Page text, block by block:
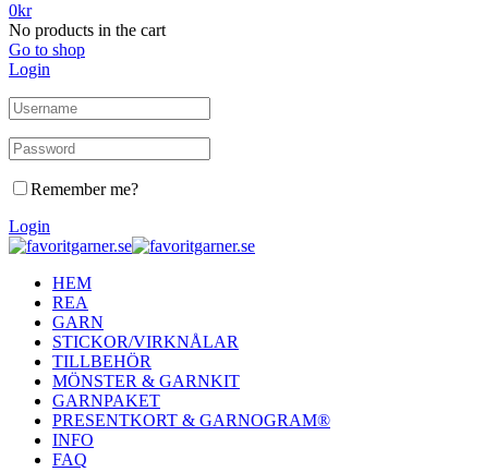
0kr
No products in the cart
Go to shop
Login
Remember me?
Login
HEM
REA
GARN
STICKOR/VIRKNÅLAR
TILLBEHÖR
MÖNSTER & GARNKIT
GARNPAKET
PRESENTKORT & GARNOGRAM®
INFO
FAQ